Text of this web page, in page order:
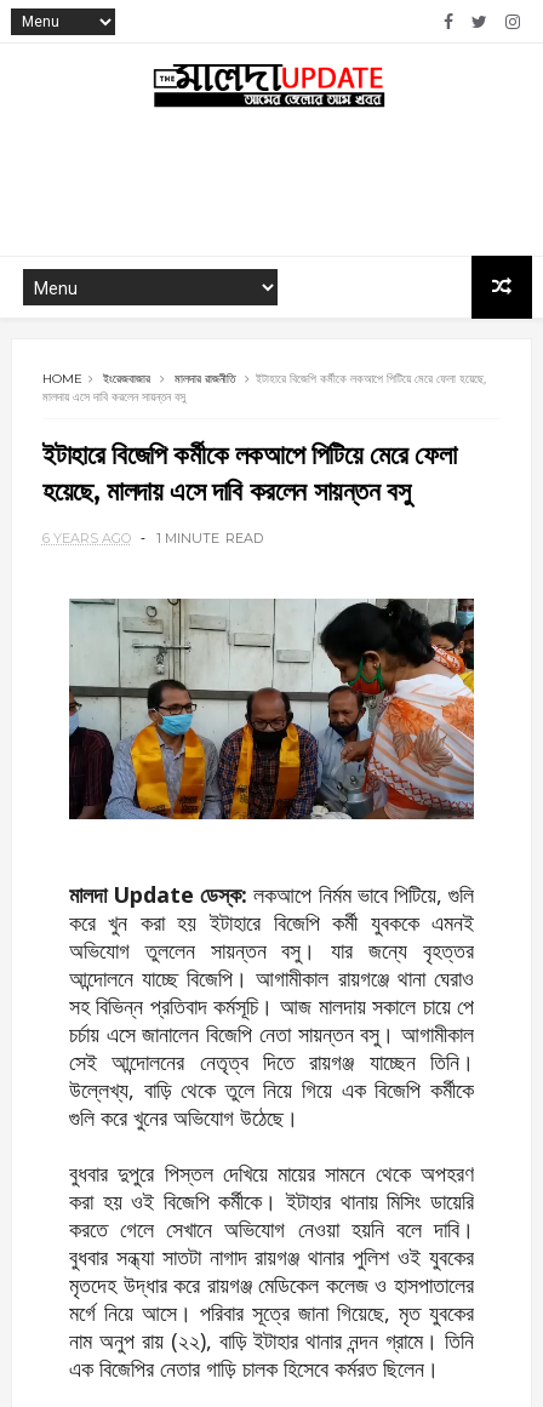
HOME ইংরেজবাজার মালদার রাজনীতি
ইটাহারে বিজেপি কর্মীকে লকআপে পিটিয়ে মেরে ফেলা হয়েছে,
মালদায় এসে দাবি করলেন সায়ন্তন বসু
ইটাহারে বিজেপি কর্মীকে লকআপে পিটিয়ে মেরে ফেলা
হয়েছে, মালদায় এসে দাবি করলেন সায়ন্তন বসু
6 YEARS AGO 1 MINUTE READ
মালদা Update ডেস্ক: লকআপে নির্মম ভাবে পিটিয়ে, গুলি
করে খুন করা হয় ইটাহারে বিজেপি কর্মী যুবককে এমনই
অভিযোগ তুললেন সায়ন্তন বসু। যার জন্যে বৃহত্তর
আন্দোলনে যাচ্ছে বিজেপি। আগামীকাল রায়গঞ্জে থানা ঘেরাও
সহ বিভিন্ন প্রতিবাদ কর্মসূচি। আজ মালদায় সকালে চায়ে পে
চর্চায় এসে জানালেন বিজেপি নেতা সায়ন্তন বসু। আগামীকাল
সেই আন্দোলনের নেতৃত্ব দিতে রায়গঞ্জ যাচ্ছেন তিনি।
উল্লেখ্য, বাড়ি থেকে তুলে নিয়ে গিয়ে এক বিজেপি কর্মীকে
গুলি করে খুনের অভিযোগ উঠেছে।
বুধবার দুপুরে পিস্তল দেখিয়ে মায়ের সামনে থেকে অপহরণ
করা হয় ওই বিজেপি কর্মীকে। ইটাহার থানায় মিসিং ডায়েরি
করতে গেলে সেখানে অভিযোগ নেওয়া হয়নি বলে দাবি।
বুধবার সন্ধ্যা সাতটা নাগাদ রায়গঞ্জ থানার পুলিশ ওই যুবকের
মৃতদেহ উদ্ধার করে রায়গঞ্জ মেডিকেল কলেজ ও হাসপাতালের
মর্গে নিয়ে আসে। পরিবার সূত্রে জানা গিয়েছে, মৃত যুবকের
নাম অনুপ রায় (২২), বাড়ি ইটাহার থানার নন্দন গ্রামে। তিনি
এক বিজেপির নেতার গাড়ি চালক হিসেবে কর্মরত ছিলেন।